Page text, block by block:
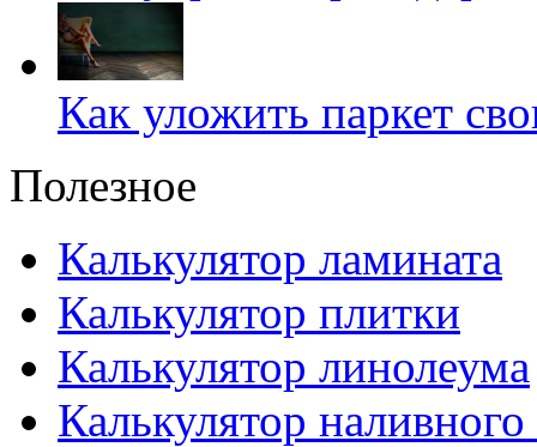
Как уложить паркет
Полезное
Калькулятор ламината
Калькулятор плитки
Калькулятор линолеума
Калькулятор